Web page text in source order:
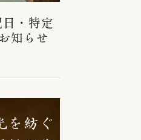
日・特定
知らせ